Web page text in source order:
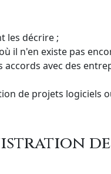
les décrire ;
il n'en existe pas
avec des
de projets logiciels
de